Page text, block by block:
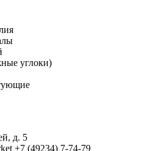
углоки)
д. 5
+7 (49234) 7-74-79